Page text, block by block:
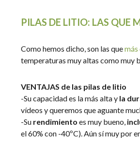
PILAS DE LITIO: LAS QUE
Como hemos dicho, son las que
temperaturas muy altas como muy
VENTAJAS de las pilas de litio
-Su capacidad es la más alta y la
vídeos y queremos que aguante
-Su rendimiento es muy bueno,
el 60% con -40ºC). Aún sí muy por